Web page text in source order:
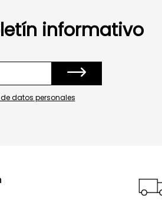
informativo
datos personales